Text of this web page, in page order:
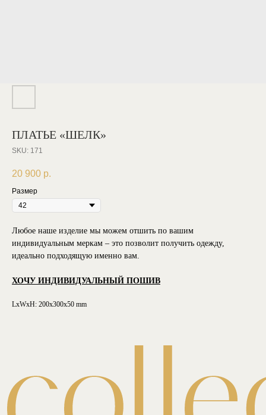
ПЛАТЬЕ «ШЕЛК»
SKU: 171
20 900 р.
Размер
Любое наше изделие мы можем отшить по вашим
индивидуальным меркам – это позволит получить одежду,
идеально подходящую именно вам.
ХОЧУ ИНДИВИДУАЛЬНЫЙ ПОШИВ
LxWxH: 200x300x50 mm